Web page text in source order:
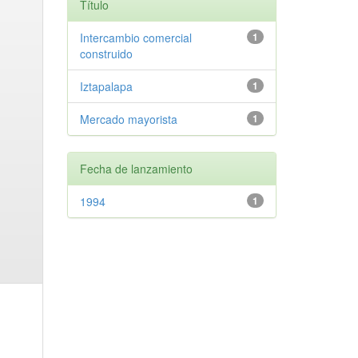
Título
1
Intercambio comercial
construido
1
Iztapalapa
1
Mercado mayorista
Fecha de lanzamiento
1
1994